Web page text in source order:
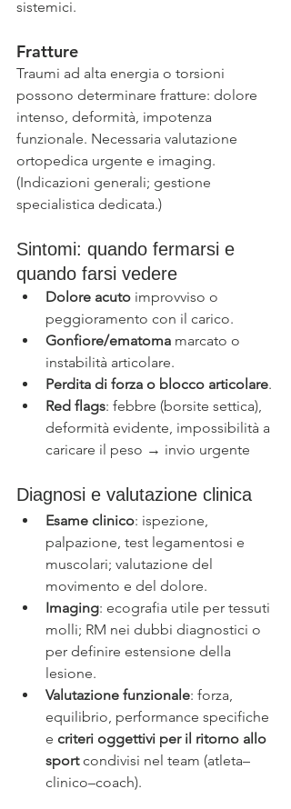
sistemici.
Fratture
Traumi ad alta energia o torsioni
possono determinare fratture: dolore
intenso, deformità, impotenza
funzionale. Necessaria valutazione
ortopedica urgente e imaging.
(Indicazioni generali; gestione
specialistica dedicata.)
Sintomi: quando fermarsi e
quando farsi vedere
Dolore acuto improvviso o
peggioramento con il carico.
Gonfiore/ematoma marcato o
instabilità articolare.
Perdita di forza o blocco articolare.
Red flags: febbre (borsite settica),
deformità evidente, impossibilità a
caricare il peso → invio urgente
Diagnosi e valutazione clinica
Esame clinico: ispezione,
palpazione, test legamentosi e
muscolari; valutazione del
movimento e del dolore.
Imaging: ecografia utile per tessuti
molli; RM nei dubbi diagnostici o
per definire estensione della
lesione.
Valutazione funzionale: forza,
equilibrio, performance specifiche
e criteri oggettivi per il ritorno allo
sport condivisi nel team (atleta–
clinico–coach).